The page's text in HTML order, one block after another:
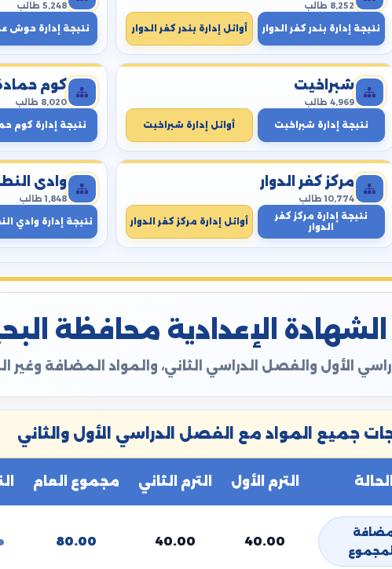
8,252 طالب
نتيجة إدارة بندر كفر الدوار أوائل إدارة بندر كفر الدوار
5,248 طالب
نتيجة إدارة حوش
شبراخيت
4,969 طالب
نتيجة إدارة شبراخيت أوائل إدارة شبراخيت
كوم
8,020 طالب
نتيجة إدارة كوم
مركز كفر الدوار
10,774 طالب
نتيجة إدارة مركز كفر
الدوار
أوائل إدارة مركز كفر الدوار
وادي
1,848 طالب
نتيجة إدارة وادي
الإعدادية محافظة البحيرة
الأول والفصل الدراسي الثاني، والمواد المضافة
جميع المواد مع الفصل الدراسي الأول والثاني
الحالة الترم الأول الترم الثاني مجموع العام
40.00
40.00
80.00